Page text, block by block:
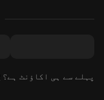
پہلے سے ہی اکاؤنٹ ہے؟